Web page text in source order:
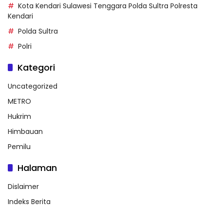
Kota Kendari Sulawesi Tenggara Polda Sultra Polresta
Kendari
Polda Sultra
Polri
Kategori
Uncategorized
METRO
Hukrim
Himbauan
Pemilu
Halaman
Dislaimer
Indeks Berita